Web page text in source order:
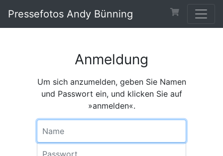
Pressefotos Andy Bünning
Anmeldung
Um sich anzumelden, geben Sie Namen
und Passwort ein, und klicken Sie auf
»anmelden«.